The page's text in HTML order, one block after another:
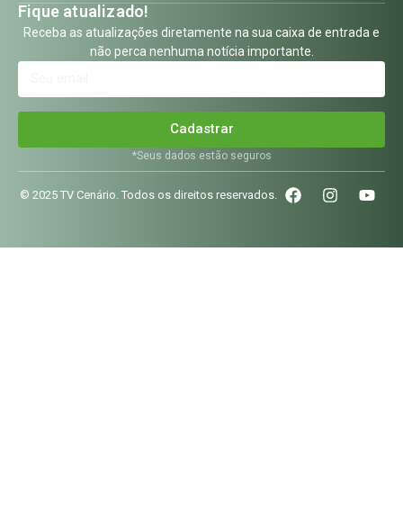
Fique atualizado!
Receba as atualizações diretamente na sua caixa de entrada e
não perca nenhuma notícia importante.
Cadastrar
*Seus dados estão seguros
© 2025 TV Cenário. Todos os direitos reservados.